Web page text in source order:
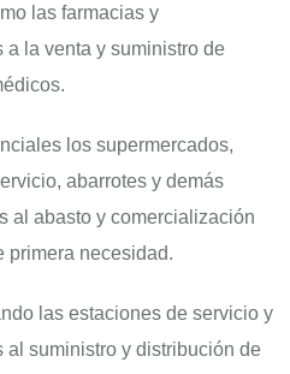
las farmacias y
la venta y suministro de
los supermercados,
abarrotes y demás
al abasto y comercialización
primera necesidad.
las estaciones de servicio y
suministro y distribución de